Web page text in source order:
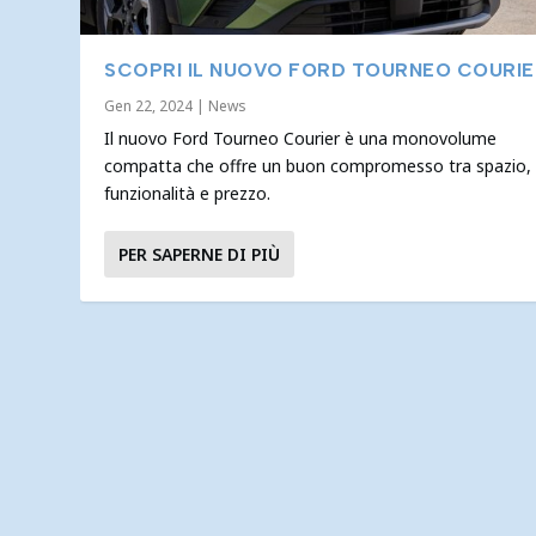
SCOPRI IL NUOVO FORD TOURNEO
Gen 22, 2024 News
Il nuovo Ford Tourneo Courier è una monovolume
compatta che offre un buon compromesso tra spazio,
funzionalità e prezzo.
PER SAPERNE DI PIÙ